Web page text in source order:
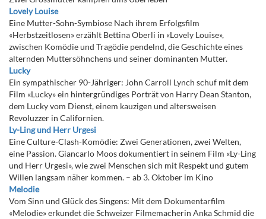
Lovely Louise
Eine Mutter-Sohn-Symbiose Nach ihrem Erfolgsfilm
«Herbstzeitlosen» erzählt Bettina Oberli in «Lovely Louise»,
zwischen Komödie und Tragödie pendelnd, die Geschichte eines
alternden Muttersöhnchens und seiner dominanten Mutter.
Lucky
Ein sympathischer 90-Jähriger: John Carroll Lynch schuf mit dem
Film «Lucky» ein hintergründiges Porträt von Harry Dean Stanton,
dem Lucky vom Dienst, einem kauzigen und altersweisen
Revoluzzer in Californien.
Ly-Ling und Herr Urgesi
Eine Culture-Clash-Komödie: Zwei Generationen, zwei Welten,
eine Passion. Giancarlo Moos dokumentiert in seinem Film «Ly-Ling
und Herr Urgesi», wie zwei Menschen sich mit Respekt und gutem
Willen langsam näher kommen. – ab 3. Oktober im Kino
Melodie
Vom Sinn und Glück des Singens: Mit dem Dokumentarfilm
«Melodie» erkundet die Schweizer Filmemacherin Anka Schmid die